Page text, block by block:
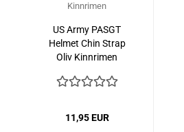
US Army PASGT
Helmet Chin Strap
Oliv Kinnrimen
11,95 EUR